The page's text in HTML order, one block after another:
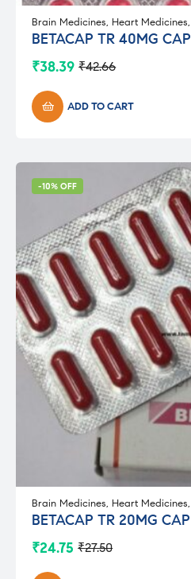
Brain Medicines, Heart Medicines,
BETACAP TR 40MG CAP
₹42.66
Original
was:
₹42.66.
₹38.39
Current
is:
₹38.39.ADD TO CART
-10% OFF
Brain Medicines, Heart Medicines,
BETACAP TR 20MG CAP
₹27.50
Original
₹24.75
Current